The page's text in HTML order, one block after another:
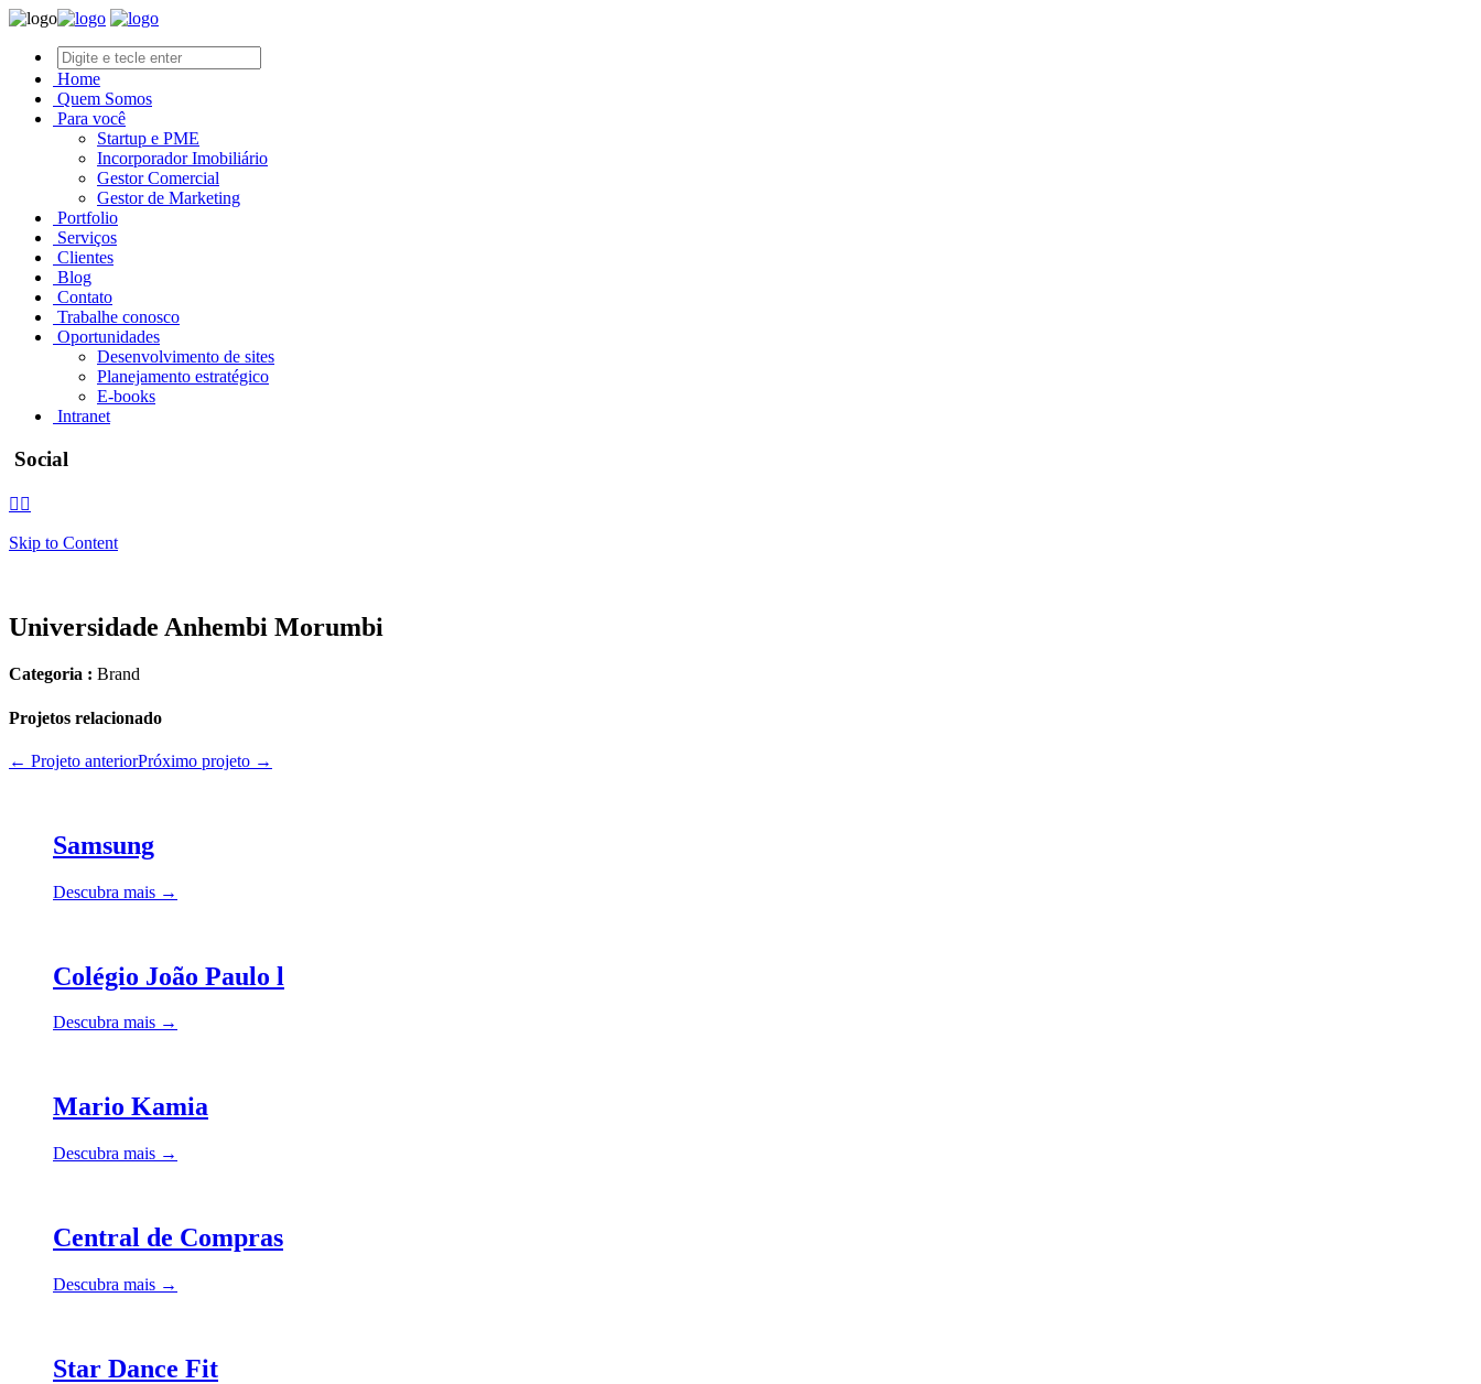
Home
Quem Somos
Para você
Startup e PME
Incorporador Imobiliário
Gestor Comercial
Gestor de Marketing
Portfolio
Serviços
Clientes
Blog
Contato
Trabalhe conosco
Oportunidades
Desenvolvimento de sites
Planejamento estratégico
E-books
Intranet
Social
 
Skip to Content
Universidade Anhembi Morumbi
Categoria : Brand
Projetos relacionado
← Projeto anteriorPróximo projeto →
Samsung
Descubra mais →
Colégio João Paulo l
Descubra mais →
Mario Kamia
Descubra mais →
Central de Compras
Descubra mais →
Star Dance Fit